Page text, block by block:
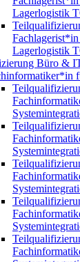
Lagerlogistik
Lagerlogistik
Büro &